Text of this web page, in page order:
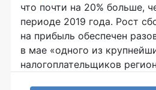
что почти на 20% больше,
периоде 2019 года. Рост
на прибыль обеспечен
в мае «одного из
налогоплательщиков